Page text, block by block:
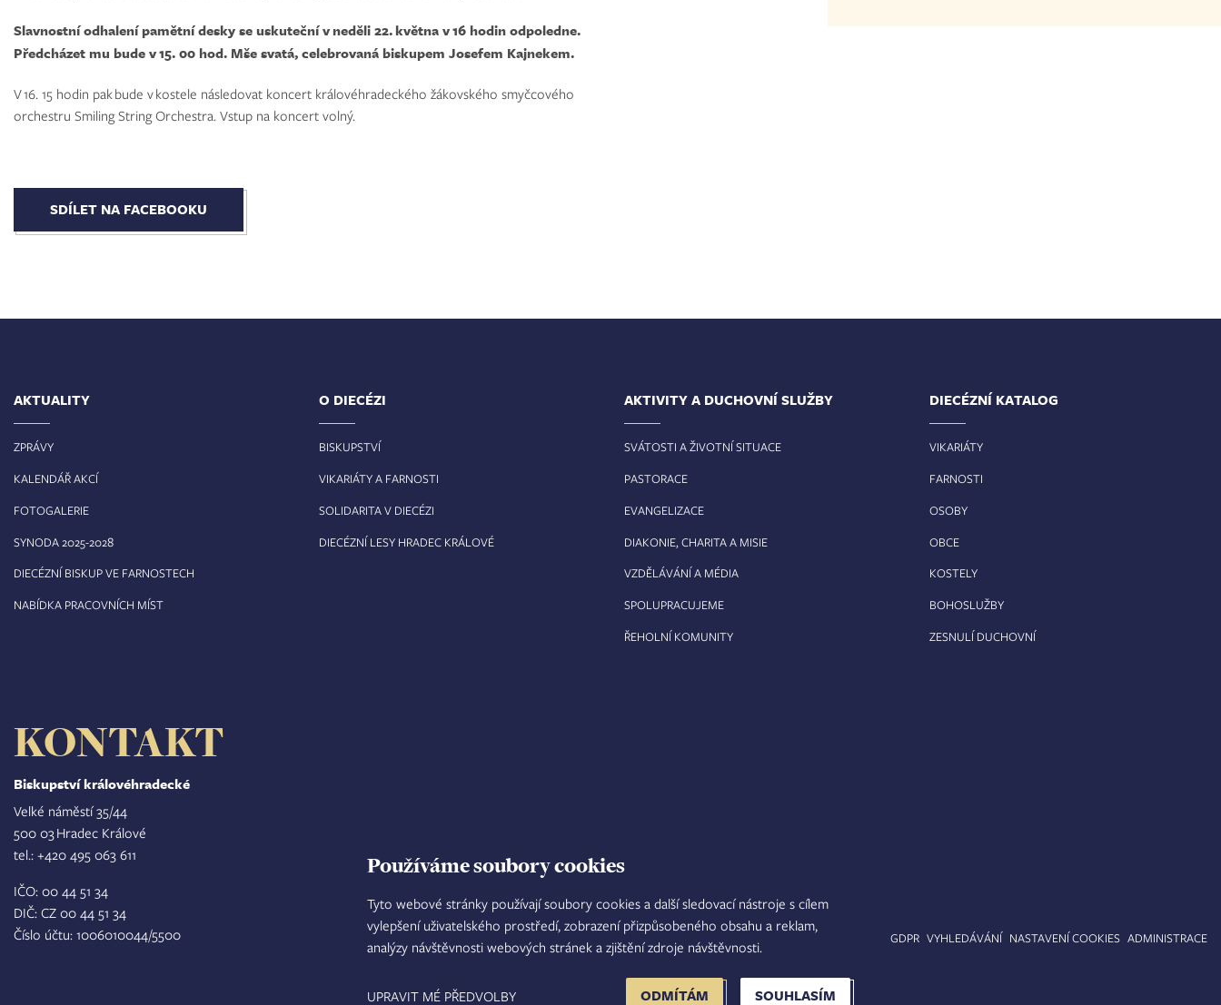
Používáme soubory cookies
Tyto webové stránky používají soubory cookies a další sledovací nástroje s cílem
vylepšení uživatelského prostředí, zobrazení přizpůsobeného obsahu a reklam,
analýzy návštěvnosti webových stránek a zjištění zdroje návštěvnosti.
SOUHLASÍM
ODMÍTÁM
UPRAVIT MÉ PŘEDVOLBY
Slavnostní odhalení pamětní desky se uskuteční v neděli 22. května v 16 hodin odpoledne.
Předcházet mu bude v 15. 00 hod. Mše svatá, celebrovaná biskupem Josefem Kajnekem.
V 16. 15 hodin pak bude v kostele následovat koncert královéhradeckého žákovského smyčcového
orchestru Smiling String Orchestra. Vstup na koncert volný.
SDÍLET NA FACEBOOKU
AKTUALITY
ZPRÁVY
KALENDÁŘ AKCÍ
FOTOGALERIE
SYNODA 2025-2028
DIECÉZNÍ BISKUP VE FARNOSTECH
NABÍDKA PRACOVNÍCH MÍST
O DIECÉZI
BISKUPSTVÍ
VIKARIÁTY A FARNOSTI
SOLIDARITA V DIECÉZI
DIECÉZNÍ LESY HRADEC KRÁLOVÉ
AKTIVITY A DUCHOVNÍ SLUŽBY
SVÁTOSTI A ŽIVOTNÍ SITUACE
PASTORACE
EVANGELIZACE
DIAKONIE, CHARITA A MISIE
VZDĚLÁVÁNÍ A MÉDIA
SPOLUPRACUJEME
ŘEHOLNÍ KOMUNITY
DIECÉZNÍ KATALOG
VIKARIÁTY
FARNOSTI
OSOBY
OBCE
KOSTELY
BOHOSLUŽBY
ZESNULÍ DUCHOVNÍ
KONTAKT
Biskupství královéhradecké
Velké náměstí 35/44
500 03 Hradec Králové
tel.: +420 495 063 611
IČO: 00 44 51 34
DIČ: CZ 00 44 51 34
Číslo účtu: 1006010044/5500
FOOTER
TISKOVÝ MLUVČÍ MAPA STRÁNEK GDPR VYHLEDÁVÁNÍ NASTAVENÍ COOKIES ADMINISTRACE